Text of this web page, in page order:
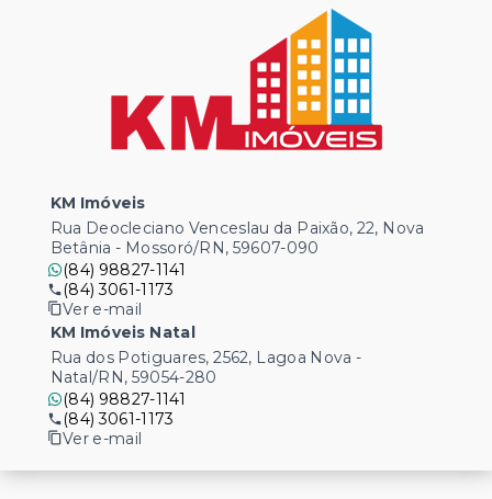
KM Imóveis
Rua Deocleciano Venceslau da Paixão, 22, Nova
Betânia - Mossoró/RN, 59607-090
(84) 98827-1141
(84) 3061-1173
Ver e-mail
KM Imóveis Natal
Rua dos Potiguares, 2562, Lagoa Nova -
Natal/RN, 59054-280
(84) 98827-1141
(84) 3061-1173
Ver e-mail